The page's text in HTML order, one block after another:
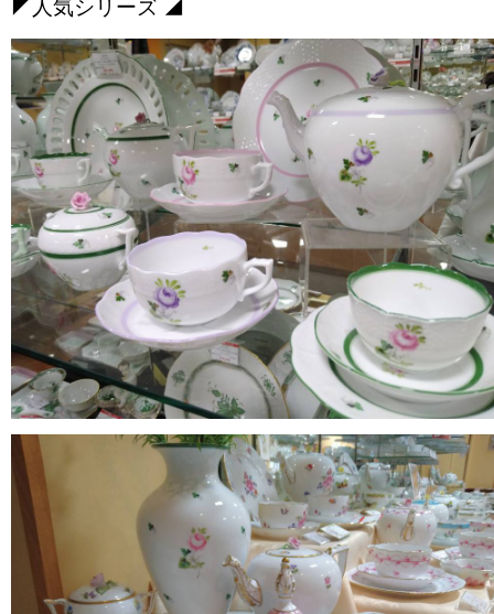
◤人気シリーズ ◢